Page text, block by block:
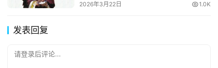
2026年3月22日 1.0K
发表回复
请登录后评论...